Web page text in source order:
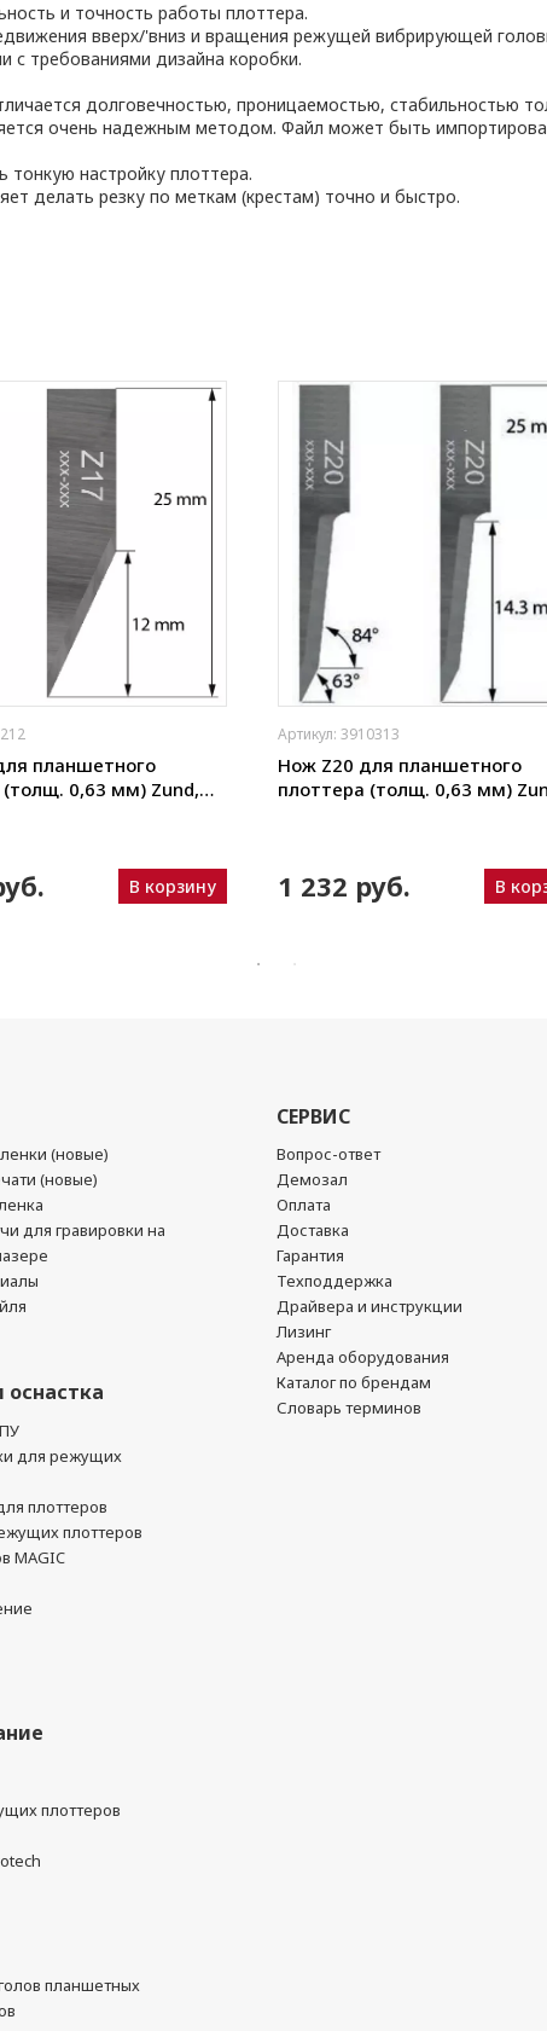
и точность работы плоттера.
вверх/'вниз и вращения режущей вибрирующей
с требованиями дизайна коробки.
долговечностью, проницаемостью, стабильностью
очень надежным методом. Файл может быть
настройку плоттера.
делать резку по меткам (крестам) точно и быстро.
планшетного
(толщ. 0,63 мм) Zund,
В корзину
Артикул: 3910313
Нож Z20 для планшетного
плоттера (толщ. 0,63 мм)
1 232 руб. В
(новые)
(новые)
для гравировки на
для режущих
плоттеров
плоттеров
MAGIC
плоттеров
планшетных
СЕРВИС
Вопрос-ответ
Демозал
Оплата
Доставка
Гарантия
Техподдержка
Драйвера и инструкции
Лизинг
Аренда оборудования
Каталог по брендам
Словарь терминов